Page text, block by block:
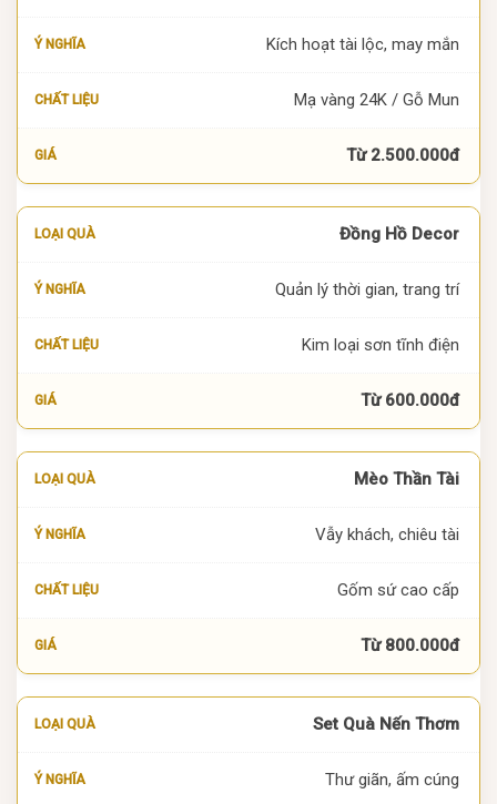
Kích hoạt tài lộc, may mắn
Mạ vàng 24K / Gỗ Mun
Từ 2.500.000đ
Đồng Hồ Decor
Quản lý thời gian, trang trí
Kim loại sơn tĩnh điện
Từ 600.000đ
Mèo Thần Tài
Vẫy khách, chiêu tài
Gốm sứ cao cấp
Từ 800.000đ
Set Quà Nến Thơm
Thư giãn, ấm cúng